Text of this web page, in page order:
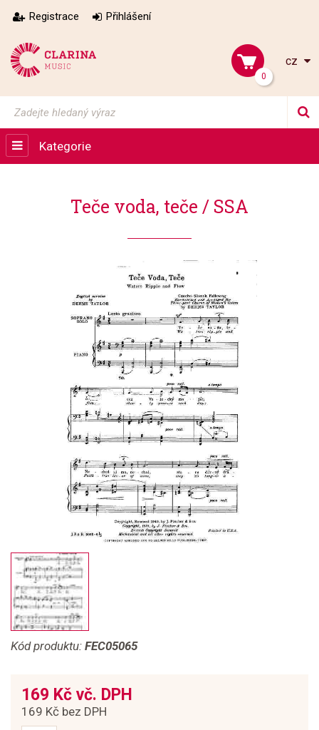
Registrace Přihlášení
0
cz
Kategorie
Teče voda, teče / SSA
Kód produktu: FEC05065
169 Kč vč. DPH
169 Kč bez DPH